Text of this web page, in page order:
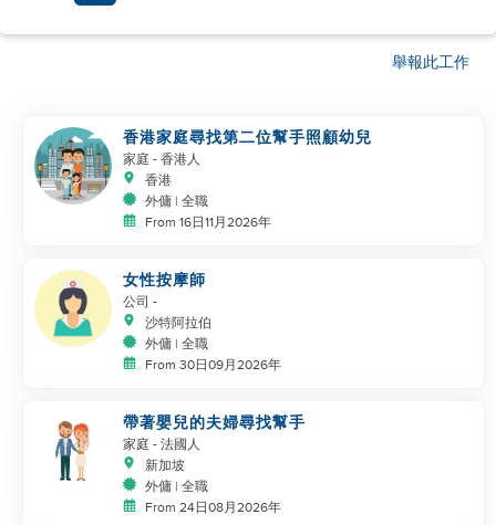
舉報此工作
香港家庭尋找第二位幫手照顧幼兒
家庭 - 香港人
香港
外傭 | 全職
From 16日11月2026年
女性按摩師
公司 -
沙特阿拉伯
外傭 | 全職
From 30日09月2026年
帶著嬰兒的夫婦尋找幫手
家庭 - 法國人
新加坡
外傭 | 全職
From 24日08月2026年